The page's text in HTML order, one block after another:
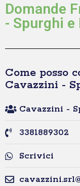
Domande
- Spurghi
Come posso
Cavazzini -
Cavazzini -
3381889302
Scrivici